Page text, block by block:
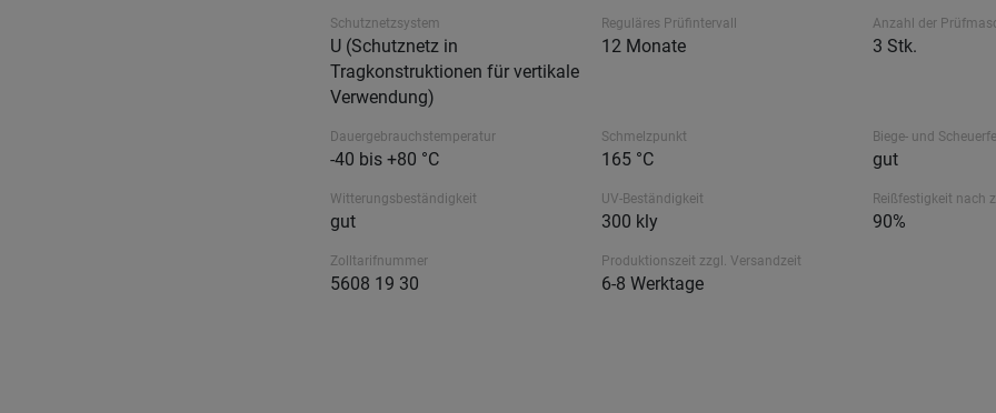
Schutznetzsystem
U (Schutznetz in
Tragkonstruktionen für vertikale
Verwendung)
Reguläres Prüfintervall
12 Monate
Anzahl der
3 Stk.
Dauergebrauchstemperatur
-40 bis +80 °C
Schmelzpunkt
165 °C
Biege- und
gut
Witterungsbeständigkeit
gut
UV-Beständigkeit
300 kly
Reißfestigkeit nach
90%
Zolltarifnummer
5608 19 30
Produktionszeit zzgl. Versandzeit
6-8 Werktage